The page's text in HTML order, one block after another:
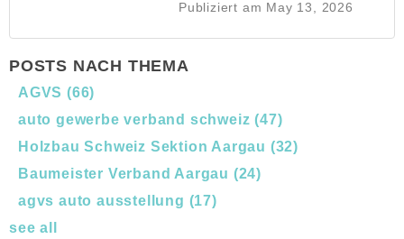
Publiziert am May 13, 2026
POSTS NACH THEMA
AGVS (66)
auto gewerbe verband schweiz(47)
Holzbau Schweiz Sektion Aargau (32)
Baumeister Verband Aargau (24)
agvs auto ausstellung (17)
see all